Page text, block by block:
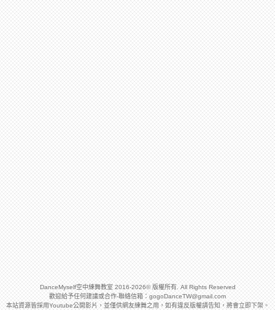
DanceMyself空中練舞教室 2016-2026© 版權所有. All Rights Reserved
歡迎給予任何建議或合作-聯絡信箱： gogoDanceTW@gmail.com
本站資源皆採用Youtube公開影片，並僅供網友練舞之用，如有違反版權請告知，將會立即下架。